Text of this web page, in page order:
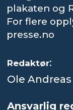
plakaten og
For flere
presse.no
Redaktør:
Ole
Ansvarlig